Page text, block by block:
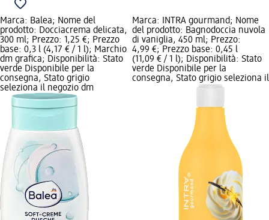
Marca: Balea; Nome del
prodotto: Docciacrema delicata,
300 ml; Prezzo: 1,25 €; Prezzo
base: 0,3 l (4,17 € / 1 l); Marchio
dm grafica; Disponibilità: Stato
verde Disponibile per la
consegna, Stato grigio
seleziona il negozio dm
Marca: INTRA gourmand; Nome
del prodotto: Bagnodoccia nuvola
di vaniglia, 450 ml; Prezzo:
4,99 €; Prezzo base: 0,45 l
(11,09 € / 1 l); Disponibilità: Stato
verde Disponibile per la
consegna, Stato grigio seleziona il